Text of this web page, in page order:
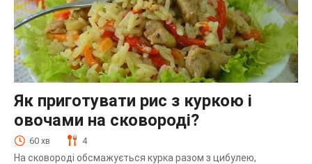
Як приготувати рис з куркою і
овочами на сковороді?
60 хв 4
На сковороді обсмажується курка разом з цибулею,